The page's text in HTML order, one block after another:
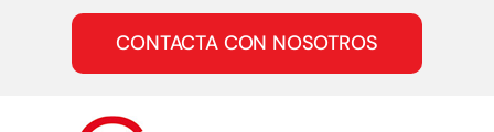
contenido
CONTACTA CON NOSOTROS